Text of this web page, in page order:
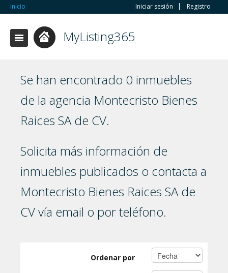
Inicio Iniciar sesión Registro
MyListing365
Se han encontrado 0 inmuebles
de la agencia Montecristo Bienes
Raices SA de CV.
Solicita más información de
inmuebles publicados o contacta a
Montecristo Bienes Raices SA de
CV vía email o por teléfono.
Ordenar por